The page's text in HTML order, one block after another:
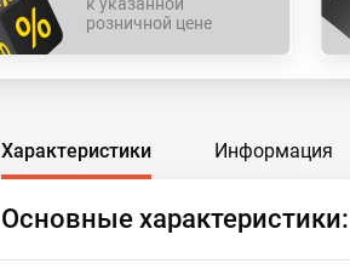
розничной цене
Характеристики Информация
Основные характеристики: